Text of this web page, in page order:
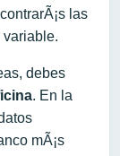
las
variable.
debes
. En la
mÃ¡s